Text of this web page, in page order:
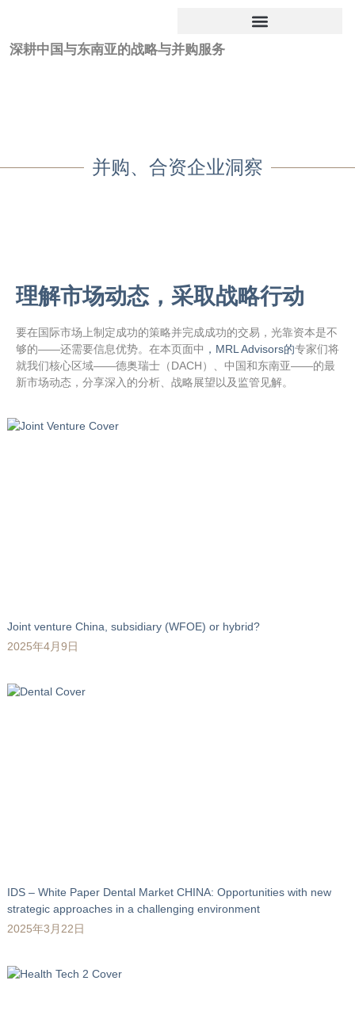
深耕中国与东南亚的战略与并购服务
并购、合资企业洞察
理解市场动态，采取战略行动
要在国际市场上制定成功的策略并完成成功的交易，光靠资本是不
够的——还需要信息优势。在本页面中 ，MRL Advisors的专家们将
就我们核心区域——德奥瑞士（DACH）、中国和东南亚——的最
新市场动态，分享深入的分析、战略展望以及监管见解。
Joint venture China, subsidiary (WFOE) or hybrid?
2025年4月9日
IDS – White Paper Dental Market CHINA: Opportunities with new
strategic approaches in a challenging environment
2025年3月22日